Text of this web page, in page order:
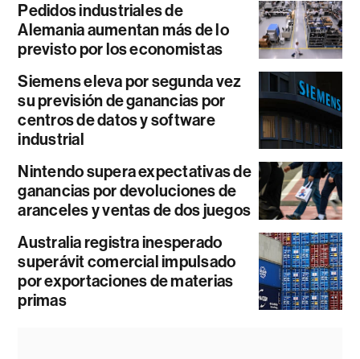
Pedidos industriales de
Alemania aumentan más de lo
previsto por los economistas
Siemens eleva por segunda vez
su previsión de ganancias por
centros de datos y software
industrial
Nintendo supera expectativas de
ganancias por devoluciones de
aranceles y ventas de dos juegos
Australia registra inesperado
superávit comercial impulsado
por exportaciones de materias
primas